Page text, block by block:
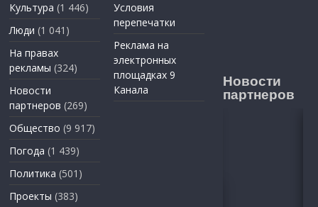
Культура (1 446)
Люди (1 041)
На правах
рекламы (324)
Новости
партнеров (269)
Общество (9 917)
Погода (1 439)
Политика (501)
Проекты (383)
Условия
перепечатки
Реклама на
электронных
площадках 9
Канала
Новости
партнеров